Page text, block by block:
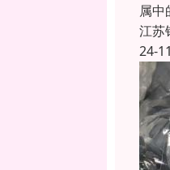
属
江苏
24-